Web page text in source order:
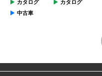
カタログ
中古車
カタログ